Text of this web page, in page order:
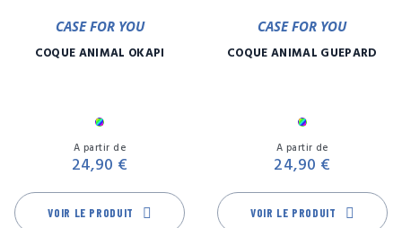
CASE FOR YOU
COQUE ANIMAL OKAPI
Multicolore
A partir de
24,90 €
VOIR LE PRODUIT
CASE FOR YOU
COQUE ANIMAL GUÉPARD
Multicolore
A partir de
24,90 €
VOIR LE PRODUIT